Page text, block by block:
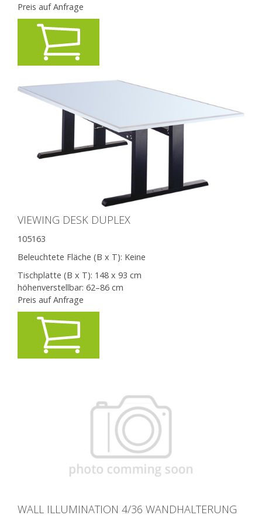
Preis auf Anfrage
VIEWING DESK DUPLEX
105163
Beleuchtete Fläche (B x T): Keine
Tischplatte (B x T): 148 x 93 cm
höhenverstellbar: 62–86 cm
Preis auf Anfrage
WALL ILLUMINATION 4/36 WANDHALTERUNG